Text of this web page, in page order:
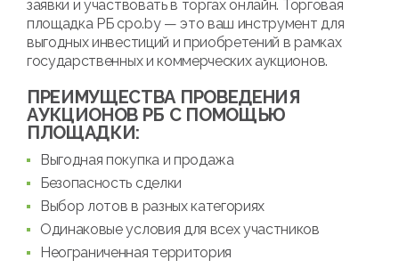
заявки и участвовать в торгах онлайн. Торговая
площадка РБ cpo.by — это ваш инструмент для
выгодных инвестиций и приобретений в рамках
государственных и коммерческих аукционов.
ПРЕИМУЩЕСТВА ПРОВЕДЕНИЯ
АУКЦИОНОВ РБ С ПОМОЩЬЮ
ПЛОЩАДКИ:
Выгодная покупка и продажа
Безопасность сделки
Выбор лотов в разных категориях
Одинаковые условия для всех участников
Неограниченная территория